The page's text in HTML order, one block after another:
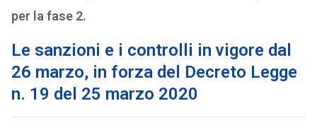
per la fase 2.
Le sanzioni e i controlli in vigore dal
26 marzo, in forza del Decreto Legge
n. 19 del 25 marzo 2020